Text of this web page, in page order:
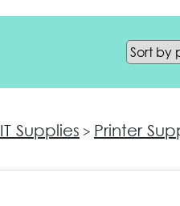
IT Supplies > Printer